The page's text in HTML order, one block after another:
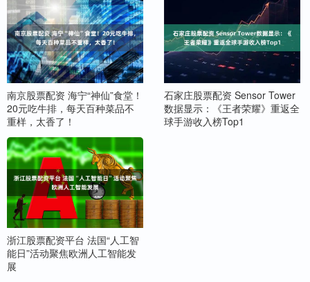
南京股票配资 海宁“神仙”食堂！
20元吃牛排，每天百种菜品不
重样，太香了！
石家庄股票配资 Sensor Tower
数据显示：《王者荣耀》重返全
球手游收入榜Top1
浙江股票配资平台 法国“人工智
能日”活动聚焦欧洲人工智能发
展